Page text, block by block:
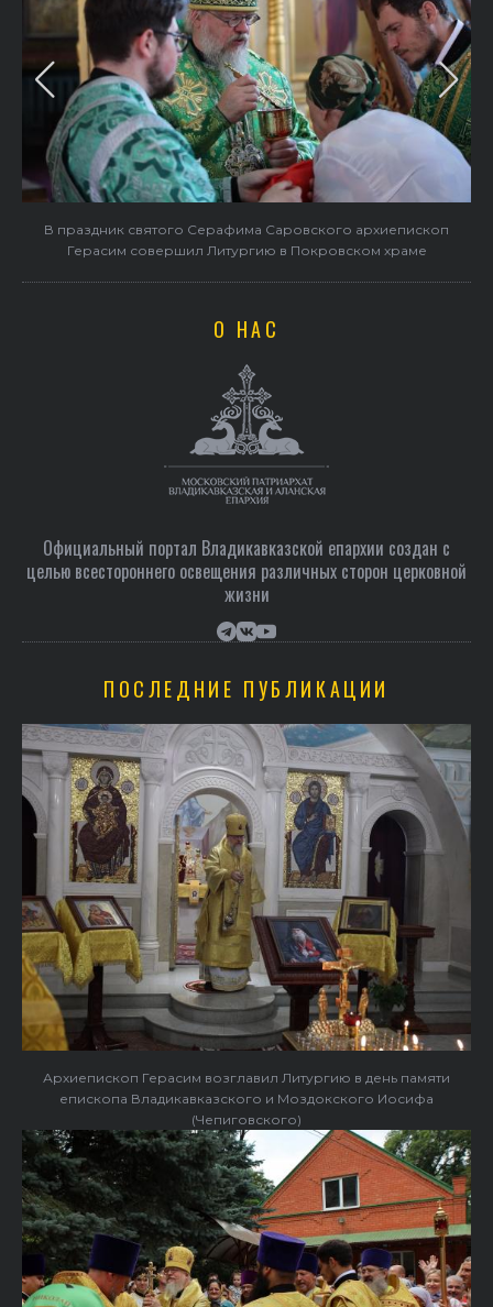
В праздник святого Серафима Саровского архиепископ
Герасим совершил Литургию в Покровском храме
О НАС
Официальный портал Владикавказской епархии создан c
целью всестороннего освещения различных сторон церковной
жизни
ПОСЛЕДНИЕ ПУБЛИКАЦИИ
Архиепископ Герасим возглавил Литургию в день памяти
епископа Владикавказского и Моздокского Иосифа
(Чепиговского)